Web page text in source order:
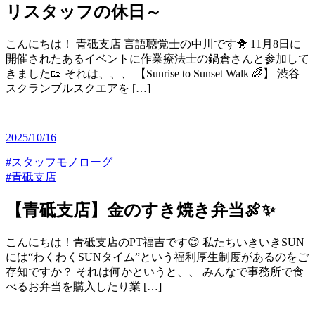
リスタッフの休日～
こんにちは！ 青砥支店 言語聴覚士の中川です🐥 11月8日に
開催されたあるイベントに作業療法士の鍋倉さんと参加して
きました👟 それは、、、 【Sunrise to Sunset Walk 🌈】 渋谷
スクランブルスクエアを […]
2025/10/16
#スタッフモノローグ
#青砥支店
【青砥支店】金のすき焼き弁当🍖✨
こんにちは！青砥支店のPT福吉です😊 私たちいきいきSUN
には“わくわくSUNタイム”という福利厚生制度があるのをご
存知ですか？ それは何かというと、、 みんなで事務所で食
べるお弁当を購入したり業 […]